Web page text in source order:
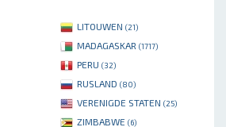
LITOUWEN (21)
MADAGASKAR (1717)
PERU (32)
RUSLAND (80)
VERENIGDE STATEN (25)
ZIMBABWE (6)